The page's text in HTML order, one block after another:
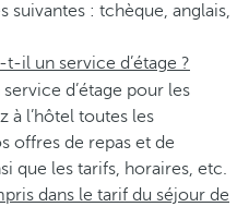
suivantes : tchèque, anglais,
t-il un service d’étage ?
service d’étage pour les
à l’hôtel toutes les
offres de repas et de
que les tarifs, horaires, etc.
dans le tarif du séjour de